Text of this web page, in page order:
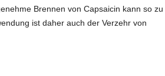
Brennen von Capsaicin kann so zu
ist daher auch der Verzehr von